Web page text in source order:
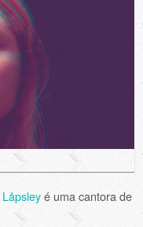
Låpsleyé uma cantora de